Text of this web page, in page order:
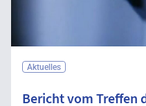
Aktuelles
Bericht vom Treffen